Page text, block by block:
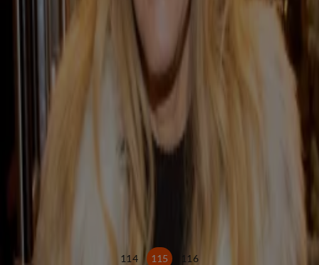
30 okt 2020, 10:43
Fred van Leer slachtoffer uitlekken seksvideo
Twaalf maanden cel voor chauffeur mislukte overval Van der Gijp
29 okt 2020, 14:33
Misdaad
29 okt 2020, 13:42
114 115 116